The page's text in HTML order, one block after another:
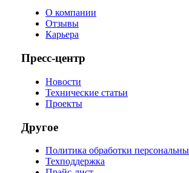
О компании
Отзывы
Карьера
Пресс-центр
Новости
Технические статьи
Проекты
Другое
Политика обработки
Техподдержка